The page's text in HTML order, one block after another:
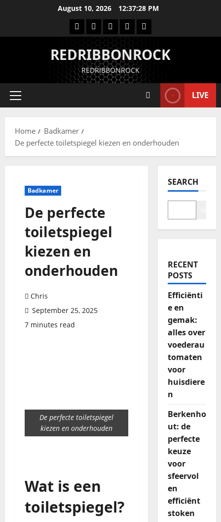
August 10, 2026 12:37:29 PM
REDRIBBONROCK
REDRIBBONROCK
LIVE
Home
Badkamer
De perfecte toiletspiegel kiezen en onderhouden
Badkamer
De perfecte
toiletspiegel
kiezen en
onderhouden
Chris
September 25, 2025
7 minutes read
De perfecte toiletspiegel
kiezen en onderhouden
Wat is een
toiletspiegel?
SEARCH
RECENT
POSTS
Efficiënti
e en
gemak:
alles over
voederau
tomaten
voor
huisdiere
n
Berkenho
ut: de
perfecte
keuze
voor
sfeervol
en
efficiënt
stoken